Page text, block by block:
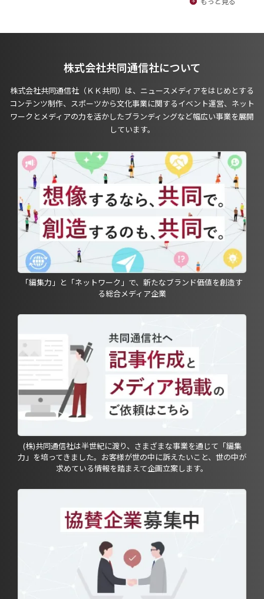
株式会社共同通信社について
株式会社共同通信社（ＫＫ共同）は、ニュースメディアをはじめとする
コンテンツ制作、スポーツから文化事業に関するイベント運営、ネット
ワークとメディアの力を活かしたブランディングなど幅広い事業を展開
しています。
「編集力」と「ネットワーク」で、新たなブランド価値を創造す
る総合メディア企業
(株)共同通信社は半世紀に渡り、さまざまな事業を通じて「編集
力」を培ってきました。お客様が世の中に訴えたいこと、世の中が
求めている情報を踏まえて企画立案します。